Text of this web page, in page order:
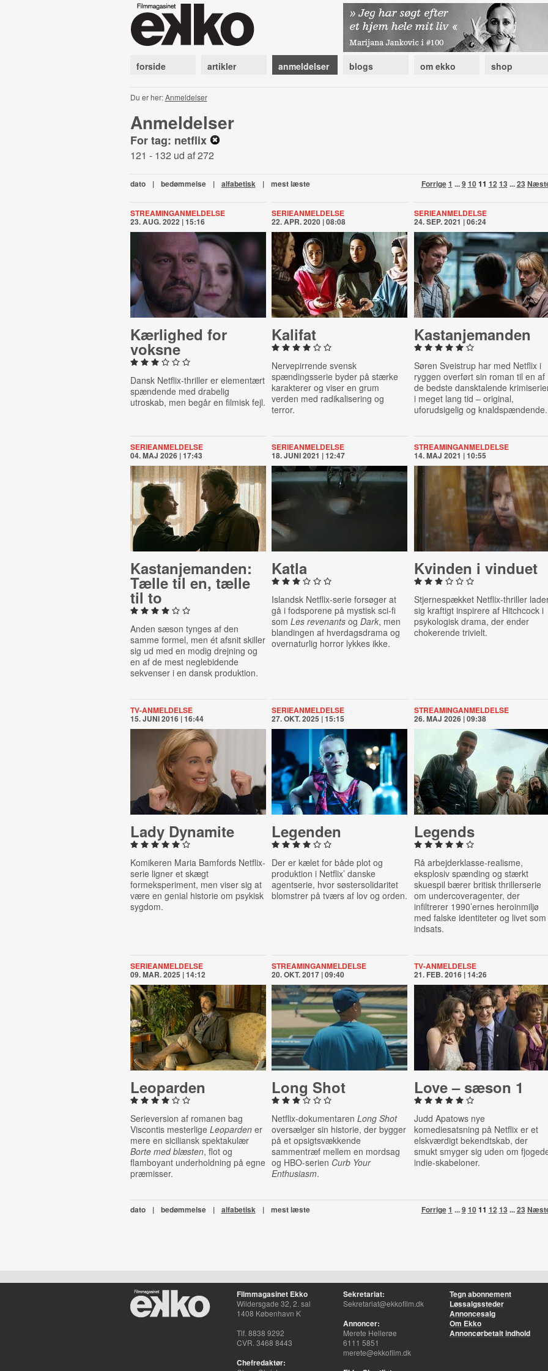
forside artikler anmeldelser blogs om ekko shop
Du er her:Anmeldelser
Anmeldelser
For tag: netflix
121 - 132 ud af 272
Forrige1 ...91011 12 13 ...23
dato | bedømmelse | alfabetisk | mest læste
STREAMINGANMELDELSE
23. AUG. 2022 | 15:16
Kærlighed for
voksne
Dansk Netflix-thriller er elementært
spændende med drabelig
utroskab, men begår en filmisk fejl.
SERIEANMELDELSE
22. APR. 2020 | 08:08
Kalifat
Nervepirrende svensk
spændingsserie byder på stærke
karakterer og viser en grum
verden med radikalisering og
terror.
SERIEANMELDELSE
24. SEP. 2021 | 06:24
Ka­stanje­man­den
Søren Sveistrup har med Netflix i
ryggen overført sin roman til en af
de bedste dansktalende
i meget lang tid – original,
uforudsigelig og knaldspændende.
SERIEANMELDELSE
04. MAJ 2026 | 17:43
Ka­stanje­man­den:
Tælle til en, tælle
til to
Anden sæson tynges af den
samme formel, men ét afsnit skiller
sig ud med en modig drejning og
en af de mest neglebidende
sekvenser i en dansk produktion.
SERIEANMELDELSE
18. JUNI 2021 | 12:47
Katla
Islandsk Netflix-serie forsøger at
gå i fodsporene på mystisk sci-fi
somLes revenantsogDark, men
blandingen af hverdagsdrama og
overnaturlig horror lykkes ikke.
STREAMINGANMELDELSE
14. MAJ 2021 | 10:55
Kvinden i vinduet
Stjernespækket Netflix-thriller
sig kraftigt inspirere af Hitchcock i
psykologisk drama, der ender
chokerende trivielt.
TV-ANMELDELSE
15. JUNI 2016 | 16:44
Lady Dynamite
Komikeren Maria Bamfords Netflix-
serie ligner et skægt
formeksperiment, men viser sig at
være en genial historie om psykisk
sygdom.
SERIEANMELDELSE
27. OKT. 2025 | 15:15
Legenden
Der er kælet for både plot og
produktion i Netflix’ danske
agentserie, hvor søstersolidaritet
blomstrer på tværs af lov og orden.
STREAMINGANMELDELSE
26. MAJ 2026 | 09:38
Legends
Rå arbejderklasse-realisme,
eksplosiv spænding og stærkt
skuespil bærer britisk thrillerserie
om undercoveragenter, der
infiltrerer 1990’ernes heroinmiljø
med falske identiteter og livet som
indsats.
SERIEANMELDELSE
09. MAR. 2025 | 14:12
Leoparden
Serieversion af romanen bag
Viscontis mesterlige Leopardener
mere en siciliansk spektakulær
Borte med blæsten, flot og
flamboyant underholdning på egne
præmisser.
STREAMINGANMELDELSE
20. OKT. 2017 | 09:40
Long Shot
Netflix-dokumentarenLong Shot
oversælger sin historie, der bygger
på et opsigtsvækkende
sammentræf mellem en mordsag
og HBO-serien Curb Your
Enthusiasm.
TV-ANMELDELSE
21. FEB. 2016 | 14:26
Love – sæson 1
Judd Apatows nye
komediesatsning på Netflix er et
elskværdigt bekendtskab, der
smukt smyger sig uden om
indie-skabeloner.
Forrige1 ...91011 12 13 ...23
dato | bedømmelse | alfabetisk | mest læste
Filmmagasinet Ekko
Wildersgade 32, 2. sal
1408 København K
Tlf. 8838 9292
CVR. 3468 8443
Chefredaktør:
Sekretariat:
Sekretariat@ekkofilm.dk
Annoncer:
Merete Hellerøe
6111 5851
merete@ekkofilm.dk
Tegn abonnement
Løssalgssteder
Annoncesalg
Om Ekko
Annoncørbetalt indhold